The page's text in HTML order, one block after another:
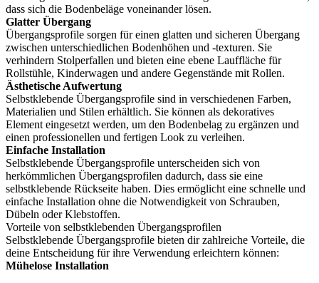
dass sich die Bodenbeläge voneinander lösen.
Glatter Übergang
Übergangsprofile sorgen für einen glatten und sicheren Übergang
zwischen unterschiedlichen Bodenhöhen und -texturen. Sie
verhindern Stolperfallen und bieten eine ebene Lauffläche für
Rollstühle, Kinderwagen und andere Gegenstände mit Rollen.
Ästhetische Aufwertung
Selbstklebende Übergangsprofile sind in verschiedenen Farben,
Materialien und Stilen erhältlich. Sie können als dekoratives
Element eingesetzt werden, um den Bodenbelag zu ergänzen und
einen professionellen und fertigen Look zu verleihen.
Einfache Installation
Selbstklebende Übergangsprofile unterscheiden sich von
herkömmlichen Übergangsprofilen dadurch, dass sie eine
selbstklebende Rückseite haben. Dies ermöglicht eine schnelle und
einfache Installation ohne die Notwendigkeit von Schrauben,
Dübeln oder Klebstoffen.
Vorteile von selbstklebenden Übergangsprofilen
Selbstklebende Übergangsprofile bieten dir zahlreiche Vorteile, die
deine Entscheidung für ihre Verwendung erleichtern können:
Mühelose Installation